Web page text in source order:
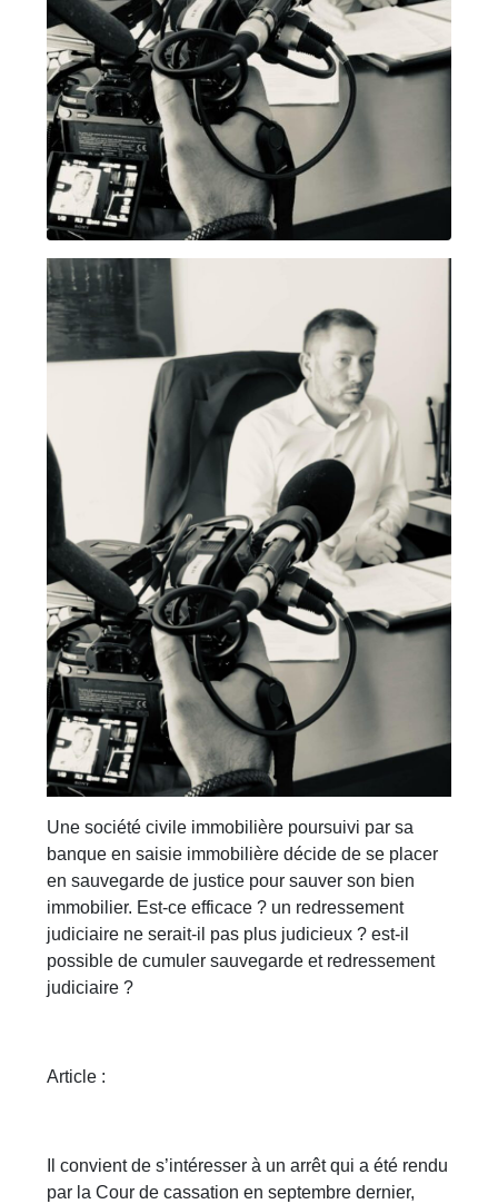
Une société civile immobilière poursuivi par sa
banque en saisie immobilière décide de se placer
en sauvegarde de justice pour sauver son bien
immobilier. Est-ce efficace ? un redressement
judiciaire ne serait-il pas plus judicieux ? est-il
possible de cumuler sauvegarde et redressement
judiciaire ?
Article :
Il convient de s’intéresser à un arrêt qui a été rendu
par la Cour de cassation en septembre dernier,